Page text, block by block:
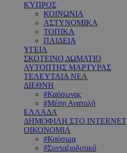
ΚΥΠΡΟΣ
ΚΟΙΝΩΝΙΑ
ΑΣΤΥΝΟΜΙΚΑ
ΤΟΠΙΚΑ
ΠΑΙΔΕΙΑ
ΥΓΕΙΑ
ΣΚΟΤΕΙΝΟ ΔΩΜΑΤΙΟ
ΑΥΤΟΠΤΗΣ ΜΑΡΤΥΡΑΣ
ΤΕΛΕΥΤΑΙΑ ΝΕΑ
ΔΙΕΘΝΗ
#Καύσωνας
#Μέση Ανατολή
ΕΛΛΑΔΑ
ΔΗΜΟΦΙΛΗ ΣΤΟ INTERNET
ΟΙΚΟΝΟΜΙΑ
#Καύσιμα
#Συνταξιοδοτικό